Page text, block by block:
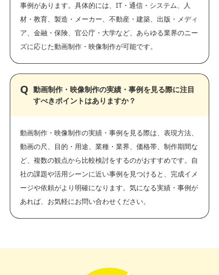
事例があります。具体的には、IT・通信・システム、人
材・教育、製造・メーカー、不動産・建築、出版・メディ
ア、金融・保険、官公庁・大学など、あらゆる業界のニー
ズに応じた動画制作・映像制作が可能です。
動画制作・映像制作の実績・事例を見る際に注目
すべきポイントはありますか？
動画制作・映像制作の実績・事例を見る際は、表現方法、
動画の尺、目的・用途、業種・業界、価格帯、制作期間な
ど、複数の観点から比較検討をするのがおすすめです。自
社の課題や活用シーンに近い事例を見つけると、完成イメ
ージや依頼がより明確になります。気になる実績・事例が
あれば、お気軽にお問い合わせください。